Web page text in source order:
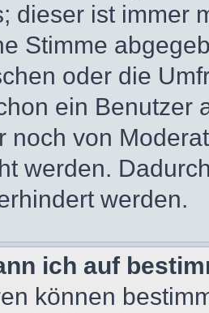
dieser ist immer
Stimme
oder die
ein Benutzer
noch von
werden.
werden.
ich auf
können